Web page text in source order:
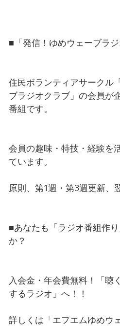
■「発信！ゆめウェーブラ
住民ボランティアサークル
ブラジオクラブ」の会員が
番組です。
会員の趣味・特技・経験を
ています。
原則、第1週・第3週更新、
■あなたも「ラジオ番組作
か？
入会金・年会費無料！「聴
するラジオ」へ！！
詳しくは「エフエムゆめウ